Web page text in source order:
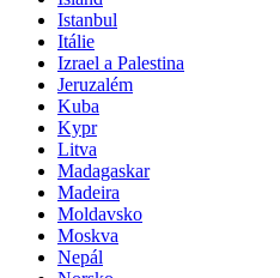
Istanbul
Itálie
Izrael a Palestina
Jeruzalém
Kuba
Kypr
Litva
Madagaskar
Madeira
Moldavsko
Moskva
Nepál